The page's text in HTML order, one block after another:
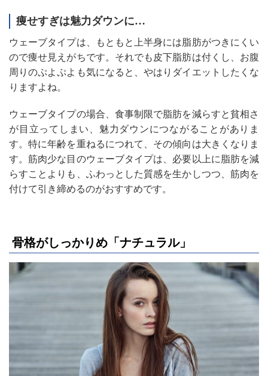
痩せすぎは魅力ダウンに…
ウェーブタイプは、もともと上半身には脂肪がつきにくい
ので痩せ見えがちです。それでも皮下脂肪は付くし、お腹
周りのぷよぷよも気になると、やはりダイエットしたくな
りますよね。
ウェーブタイプの場合、食事制限で脂肪を減らすと貧相さ
が目立ってしまい、魅力ダウンにつながることがありま
す。特に年齢を重ねるにつれて、その傾向は大きくなりま
す。筋肉少な目のウェーブタイプは、必要以上に脂肪を減
らすことよりも、ふわっとした質感を生かしつつ、筋肉を
付けて引き締めるのがおすすめです。
骨格がしっかりめ「ナチュラル」